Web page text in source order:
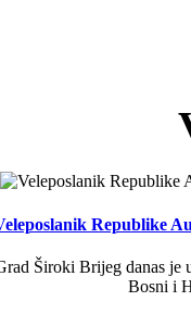
Republike
Široki Brijeg danas je
Bosni i